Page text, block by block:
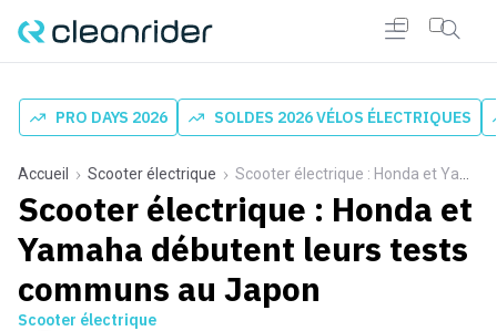
PRO DAYS 2026 SOLDES 2026 VÉLOS ÉLECTRIQUES
Accueil Scooter électrique Scooter électrique : Honda et Yamaha débutent leurs tests communs au Japon
Scooter électrique : Honda et
Yamaha débutent leurs tests
communs au Japon
Scooter électrique